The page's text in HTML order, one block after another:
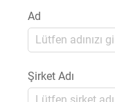
Ad
Şirket Adı